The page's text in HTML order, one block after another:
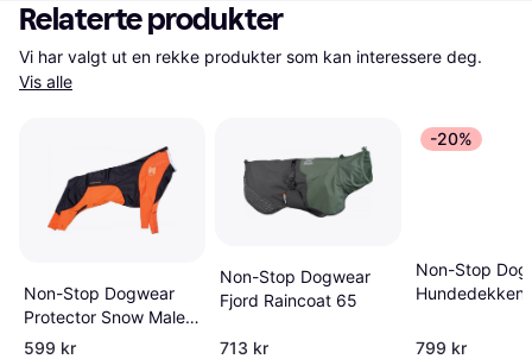
Relaterte produkter
Vis alle
Non-Stop Dogwear
Protector Snow Male
S
599 kr
Non-Stop Dogwear
Fjord Raincoat 65
713 kr
-20%
Non-Stop
Hundedekken
799 kr